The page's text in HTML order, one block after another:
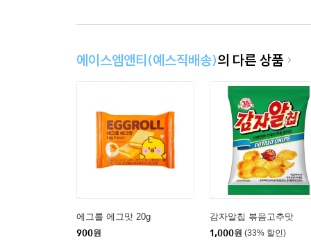
에이스엠앤티(예스직배송)의 다른 상품
에그롤 에그맛 20g
900원
감자알칩 볶음고추맛
1,000원 (33% 할인)